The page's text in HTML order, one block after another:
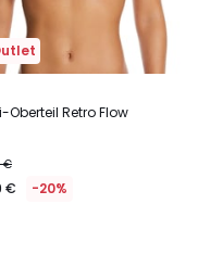
Oberteil Retro Flow
€
€ -20%